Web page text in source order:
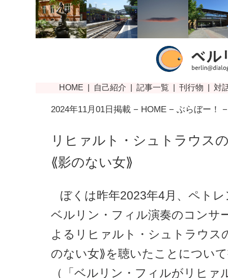
2024年11月01日掲載 − HOME − ぶらぼー！
リヒァルト・シュトラウス
⟪影のない女⟫
ぼくは昨年2023年4月、ペト
ベルリン・フィル演奏のコンサ
よるリヒァルト・シュトラウス
のない女⟫を聴いたことについ
（「 ベルリン・フィルがリヒァ